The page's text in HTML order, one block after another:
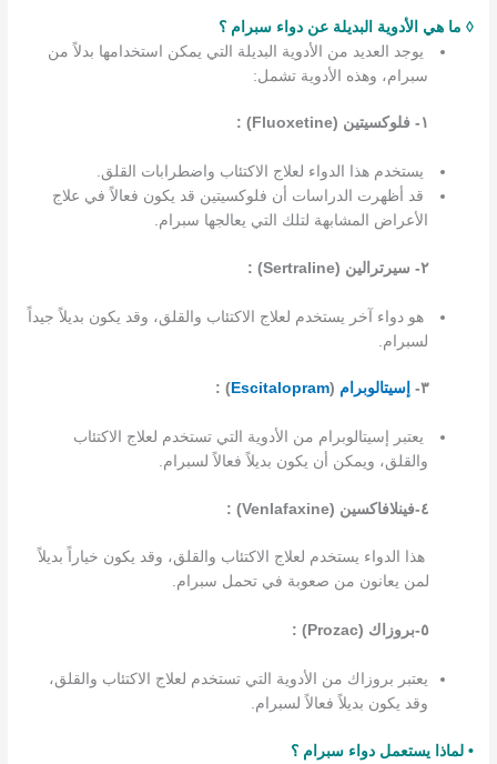
◊ ما هي الأدوية البديلة عن دواء سبرام ؟
يوجد العديد من الأدوية البديلة التي يمكن استخدامها بدلاً من
سبرام، وهذه الأدوية تشمل:
١- فلوكسيتين (Fluoxetine) :
يستخدم هذا الدواء لعلاج الاكتئاب واضطرابات القلق.
قد أظهرت الدراسات أن فلوكسيتين قد يكون فعالاً في علاج
الأعراض المشابهة لتلك التي يعالجها سبرام.
٢- سيرترالين (Sertraline) :
هو دواء آخر يستخدم لعلاج الاكتئاب والقلق، وقد يكون بديلاً جيداً
لسبرام.
٣- إسيتالوبرام (
Escitalopram
) :
يعتبر إسيتالوبرام من الأدوية التي تستخدم لعلاج الاكتئاب
والقلق، ويمكن أن يكون بديلاً فعالاً لسبرام.
٤-فينلافاكسين (Venlafaxine) :
هذا الدواء يستخدم لعلاج الاكتئاب والقلق، وقد يكون خياراً بديلاً
لمن يعانون من صعوبة في تحمل سبرام.
٥-بروزاك (Prozac) :
يعتبر بروزاك من الأدوية التي تستخدم لعلاج الاكتئاب والقلق،
وقد يكون بديلاً فعالاً لسبرام.
• لماذا يستعمل دواء سبرام ؟